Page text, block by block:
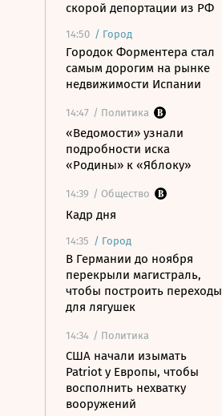
скорой депортации из РФ
14:50 / Город
Городок Форментера стал
самым дорогим на рынке
недвижимости Испании
14:47 / Политика
«Ведомости» узнали
подробности иска
«Родины» к «Яблоку»
14:39 / Общество
Кадр дня
14:35 / Город
В Германии до ноября
перекрыли магистраль,
чтобы построить переходы
для лягушек
14:34 / Политика
США начали изымать
Patriot у Европы, чтобы
восполнить нехватку
вооружений